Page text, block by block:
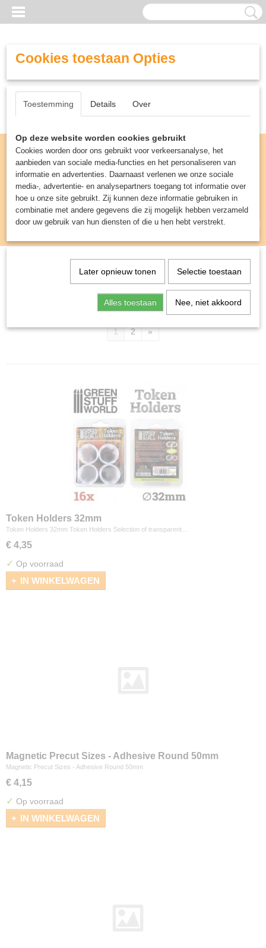
Inloggen Registreren
UW WINKELWAGEN
(0)
Miniature Gaming>Green Stuff World
1 2 »
Token Holders 32mm
Token Holders 32mm Token Holders Selection of transparent…
€ 4,35
✓ Op voorraad
IN WINKELWAGEN
Magnetic Precut Sizes - Adhesive Round 50mm
Magnetic Precut Sizes - Adhesive Round 50mm
€ 4,15
✓ Op voorraad
IN WINKELWAGEN
Cookies toestaan Opties
Toestemming Details Over
Op deze website worden cookies gebruikt
Cookies worden door ons gebruikt voor verkeersanalyse, het
aanbieden van sociale media-functies en het personaliseren van
informatie en advertenties. Daarnaast verlenen we onze sociale
media-, advertentie- en analysepartners toegang tot informatie over
hoe u onze site gebruikt. Zij kunnen deze informatie gebruiken in
combinatie met andere gegevens die zij mogelijk hebben verzameld
door uw gebruik van hun diensten of die u hen hebt verstrekt.
Later opnieuw tonen Selectie toestaan
Alles toestaan Nee, niet akkoord